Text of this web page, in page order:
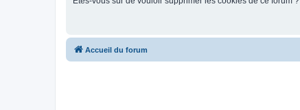
Accueil du forum